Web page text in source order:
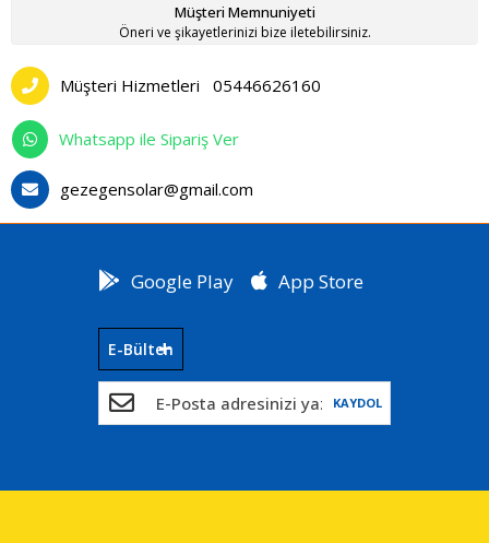
Müşteri Memnuniyeti
Öneri ve şikayetlerinizi bize iletebilirsiniz.
Müşteri Hizmetleri 05446626160
Whatsapp ile Sipariş Ver
gezegensolar@gmail.com
Google Play App Store
E-Bülten
KAYDOL